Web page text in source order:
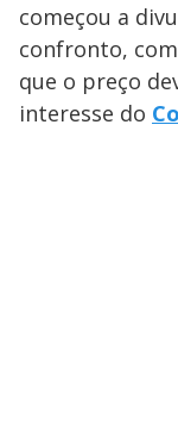
começou a
confronto,
que o preço
interesse do